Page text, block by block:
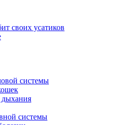
своих усатиков
системы
дыхания
системы